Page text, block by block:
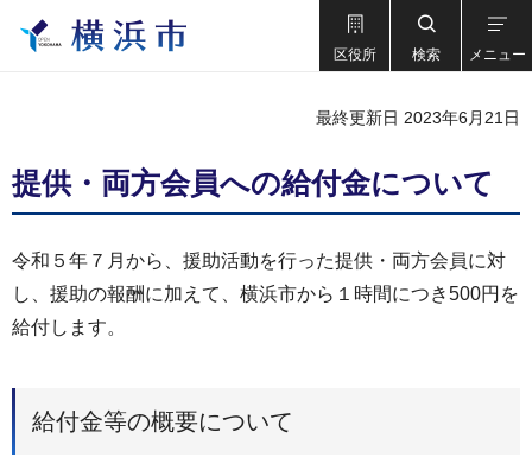
区役所 検索 メニュー
最終更新日 2023年6月21日
提供・両方会員への給付金について
令和５年７月から、援助活動を行った提供・両方会員に対
し、援助の報酬に加えて、横浜市から１時間につき500円を
給付します。
給付金等の概要について